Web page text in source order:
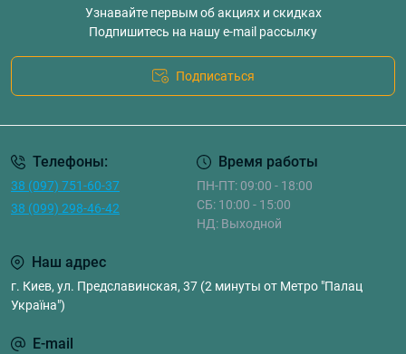
Узнавайте первым об акциях и скидках
Подпишитесь на нашу e-mail рассылку
Подписаться
Телефоны:
38 (097) 751-60-37
38 (099) 298-46-42
Время работы
ПН-ПТ: 09:00 - 18:00
СБ: 10:00 - 15:00
НД: Выходной
Наш адрес
г. Киев, ул. Предславинская, 37 (2 минуты от Метро "Палац
Україна")
E-mail